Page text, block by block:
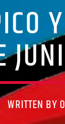
WRITTEN